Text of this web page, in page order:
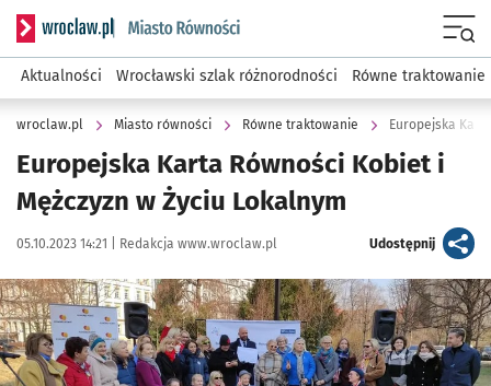
Serwis informacyjny wroclaw.pl podserwis: Miasto równości
Aktualności Wrocławski szlak różnorodności Równe traktowanie
wroclaw.pl Miasto równości Równe traktowanie Europejska
Europejska Karta Równości Kobiet i
Mężczyzn w Życiu Lokalnym
Data publikacji:
05.10.2023 14:21 | Autor:
Redakcja www.wroclaw.pl Udostępnijartykuł
Kliknij, aby powiększyć